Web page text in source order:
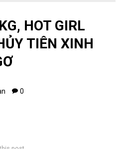
TIÊN XINH
0